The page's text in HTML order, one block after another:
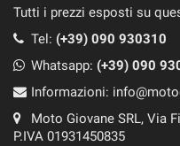
Tutti i prezzi esposti su
Tel: (+39) 090 930310
Whatsapp: (+39) 090
Informazioni:
Moto Giovane SRL, Via
P.IVA 01931450835